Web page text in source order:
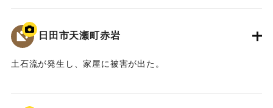
2020/7/6｜固有コード:01215086
日田市天瀬町赤岩
土石流が発生し、家屋に被害が出た。
2020/7/6｜固有コード:01215085